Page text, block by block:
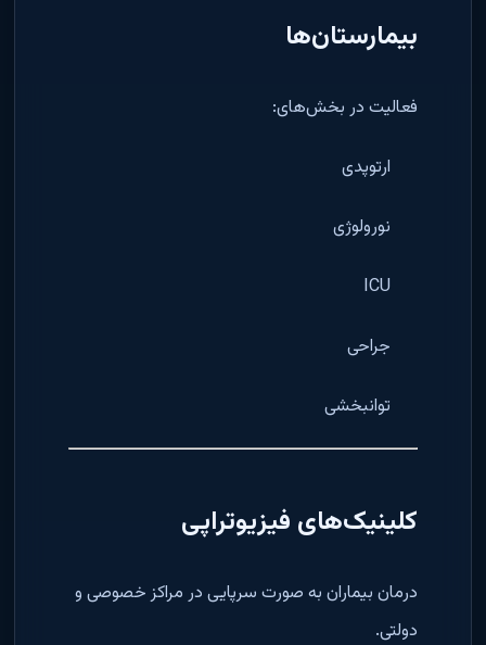
بیمارستان‌ها
فعالیت در بخش‌های:
ارتوپدی
نورولوژی
ICU
جراحی
توانبخشی
کلینیک‌های فیزیوتراپی
درمان بیماران به صورت سرپایی در مراکز خصوصی و
دولتی.